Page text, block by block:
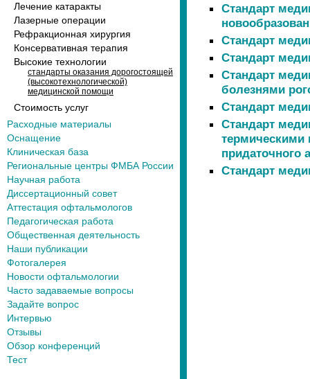
Лечение катаракты
Лазерные операции
Рефракционная хирургия
Консервативная терапия
Высокие технологии
стандарты оказания дорогостоящей
(высокотехнологической)
медицинской помощи
Стоимость услуг
Расходные материалы
Оснащение
Клиническая база
Региональные центры ФМБА России
Научная работа
Диссертационный совет
Аттестация офтальмологов
Педагогическая работа
Общественная деятельность
Наши публикации
Фотогалерея
Новости офтальмологии
Часто задаваемые вопросы
Задайте вопрос
Интервью
Отзывы
Обзор конференций
Тест
Стандарт
Стандарт
Стандарт
Стандарт
болезнями
Стандарт
Стандарт
термическими
придаточного
Стандарт